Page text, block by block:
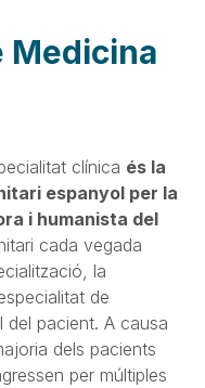
Medicina
clínica és la
espanyol per la
i humanista del
cada vegada
la
de
del pacient. A causa
dels pacients
per múltiples